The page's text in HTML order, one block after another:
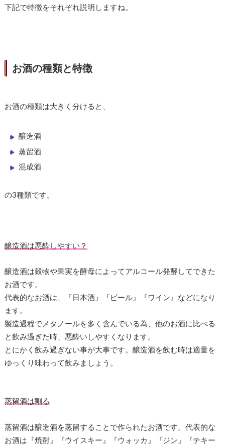
下記で特徴をそれぞれ説明しますね。
お酒の種類と特徴
お酒の種類は大きく分けると、
醸造酒
蒸留酒
混成酒
の3種類です。
醸造酒は悪酔しやすい？
醸造酒は穀物や果実を酵母によってアルコール発酵してできた
お酒です。
代表的なお酒は、『日本酒』『ビール』『ワイン』などになり
ます。
製造過程でメタノールを多く含んでいる為、他のお酒に比べる
と飲み過ぎた時、悪酔いしやすくなります。
とにかく飲み過ぎない事が大事です。醸造酒を飲む時は適量を
ゆっくり味わって飲みましょう。
蒸留酒は割る
蒸留酒は醸造酒を蒸留することで作られたお酒です。代表的な
お酒は『焼酎』『ウイスキー』『ウォッカ』『ジン』『テキー